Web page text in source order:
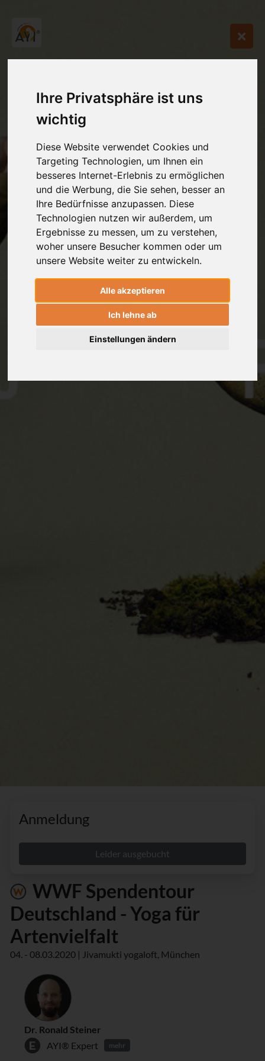
Ihre Privatsphäre ist uns
wichtig
Diese Website verwendet Cookies und
Targeting Technologien, um Ihnen ein
besseres Internet-Erlebnis zu ermöglichen
und die Werbung, die Sie sehen, besser an
Ihre Bedürfnisse anzupassen. Diese
Technologien nutzen wir außerdem, um
Ergebnisse zu messen, um zu verstehen,
woher unsere Besucher kommen oder um
unsere Website weiter zu entwickeln.
Alle akzeptieren
Ich lehne ab
Einstellungen ändern
Anmeldung
Leider ausgebucht
WWF Spendentour
Deutschland - Yoga für
Artenvielfalt
04. - 08.03.2020 | Jivamukti yogaloft, München
Dr. Ronald Steiner
AYI® Expert
mehr